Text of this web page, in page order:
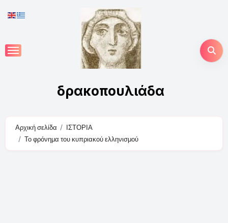
to
δρακοπουλιάδα
Αρχική σελίδα
ΙΣΤΟΡΙΑ
Το φρόνημα του κυπριακού ελληνισμού